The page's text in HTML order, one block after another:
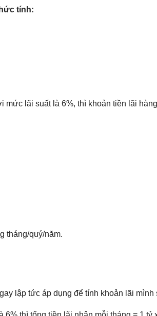
tính:
lãi suất là 6%, thì khoản tiền lãi
tháng/quý/năm.
lập tức áp dụng để tính khoản lãi